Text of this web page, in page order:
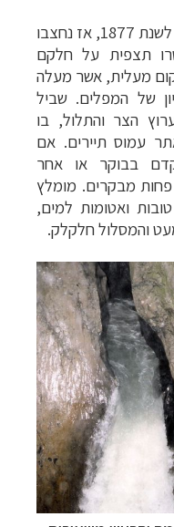
המפלים היו חבויים בתוך ההר עד לשנת 1877, אז נחצבו
תצפית על חלקם
הותקנה במקום מעלית, אשר מעלה
של המפלים. שביל
הערוץ הצר והתלול, בו
עמוס תיירים. אם
בבוקר או אחר
פחות מבקרים. מומלץ
ואטומות למים,
והמסלול חלקלק.